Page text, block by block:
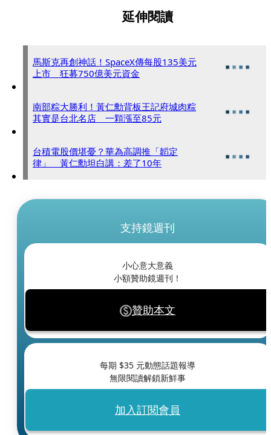
延伸閱讀
馬斯克再創神話！SpaceX傳每股135美元
上市 狂募750億美元資金
南部粽大勝利！黃仁勳背板王記府城肉粽
其實是台北名店 一顆漲至85元
台積電股價堪憂？華為高調推「韜定
律」 黃仁勳坦白講：差了10年
支持鏡週刊
小心意大意義
小額贊助鏡週刊！
贊助本文
每期 $35 元動態話題報導
無限閱讀解鎖新鮮事
加入訂閱會員